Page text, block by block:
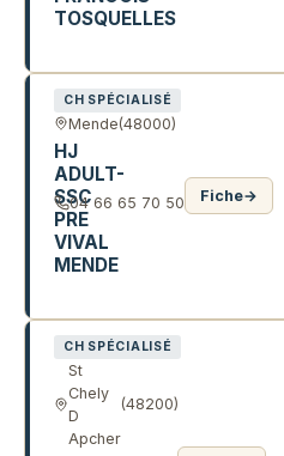
TOSQUELLES
CH SPÉCIALISÉ
Mende(48000)
HJ
ADULT-
SSC
PRE
VIVAL
MENDE
04 66 65 70 50 Fiche→
CH SPÉCIALISÉ
St
Chely
D
Apcher
(48200)